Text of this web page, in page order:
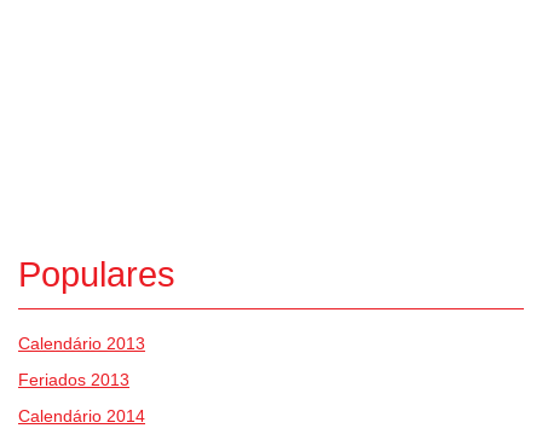
Populares
Calendário 2013
Feriados 2013
Calendário 2014